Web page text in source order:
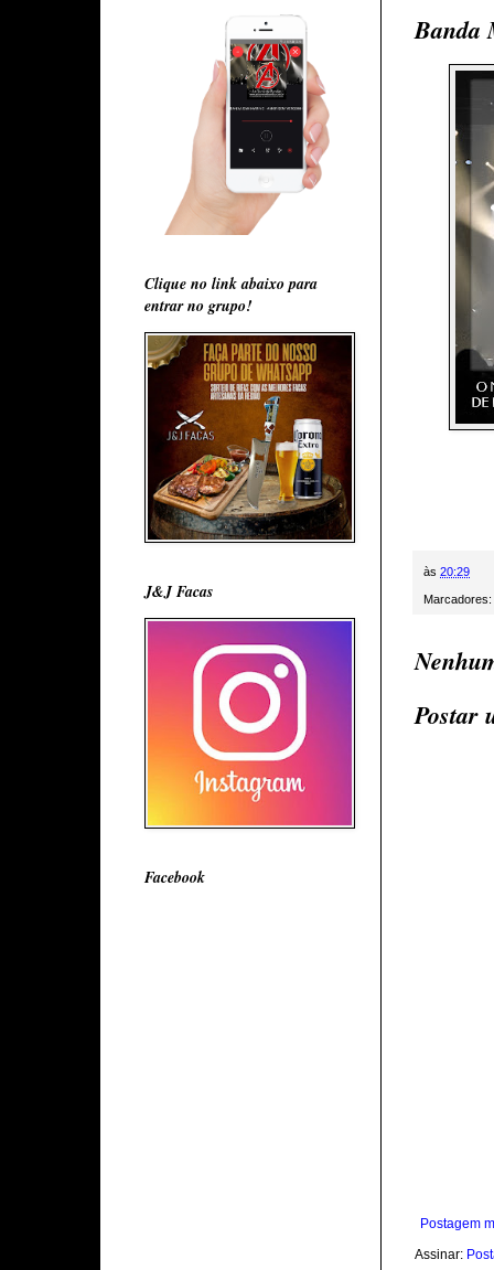
Banda
às 20:29
Marcadores:
Postar
Postagem
Assinar:
Clique no link abaixo para
entrar no grupo!
J&J Facas
Facebook